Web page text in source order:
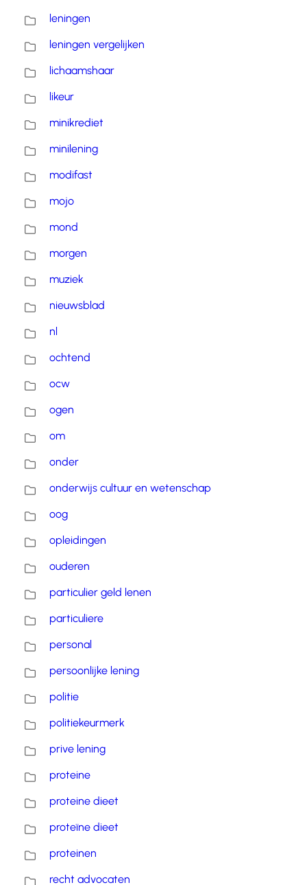
leningen
leningen vergelijken
lichaamshaar
likeur
minikrediet
minilening
modifast
mojo
mond
morgen
muziek
nieuwsblad
nl
ochtend
ocw
ogen
om
onder
onderwijs cultuur en wetenschap
oog
opleidingen
ouderen
particulier geld lenen
particuliere
personal
persoonlijke lening
politie
politiekeurmerk
prive lening
proteine
proteine dieet
proteïne dieet
proteinen
recht advocaten